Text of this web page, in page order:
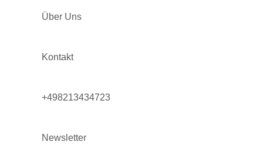
Über Uns
Kontakt
+498213434723
Newsletter